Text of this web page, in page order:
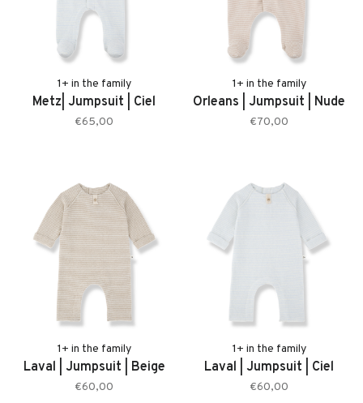
1+ in the family
Metz| Jumpsuit | Ciel
€65,00
1+ in the family
Orleans | Jumpsuit | Nude
€70,00
1+ in the family
Laval | Jumpsuit | Beige
€60,00
1+ in the family
Laval | Jumpsuit | Ciel
€60,00